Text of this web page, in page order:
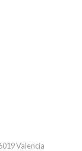
Valencia